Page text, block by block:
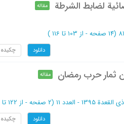
لضابط الشرطة مقاله
(‎14 صفحه - از 103 تا 116 )
دانلود چکیده
ثمار حرب رمضان مقاله
- العدد 11 (‎2 صفحه - از 122 تا 123
دانلود چکیده